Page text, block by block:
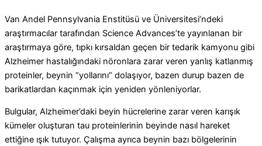
Van Andel Pennsylvania Enstitüsü ve Üniversitesi’ndeki
araştırmacılar tarafından Science Advances’te yayınlanan bir
araştırmaya göre, tıpkı kırsaldan geçen bir tedarik kamyonu gibi
Alzheimer hastalığındaki nöronlara zarar veren yanlış katlanmış
proteinler, beynin “yollarını” dolaşıyor, bazen durup bazen de
barikatlardan kaçınmak için yeniden yönleniyorlar.
Bulgular, Alzheimer’daki beyin hücrelerine zarar veren karışık
kümeler oluşturan tau proteinlerinin beyinde nasıl hareket
ettiğine ışık tutuyor. Çalışma ayrıca beynin bazı bölgelerinin